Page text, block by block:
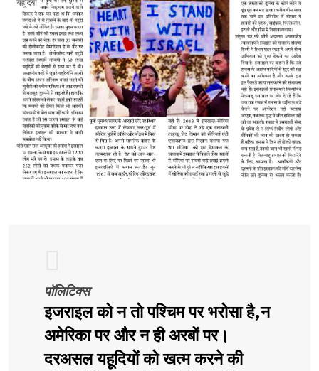
पॉलिटिक्स
इजराइल को न तो पश्चिम पर भरोसा है,न
अमेरिका पर और न ही अरबों पर।
दरअसल यहूदियों को खत्म करने की